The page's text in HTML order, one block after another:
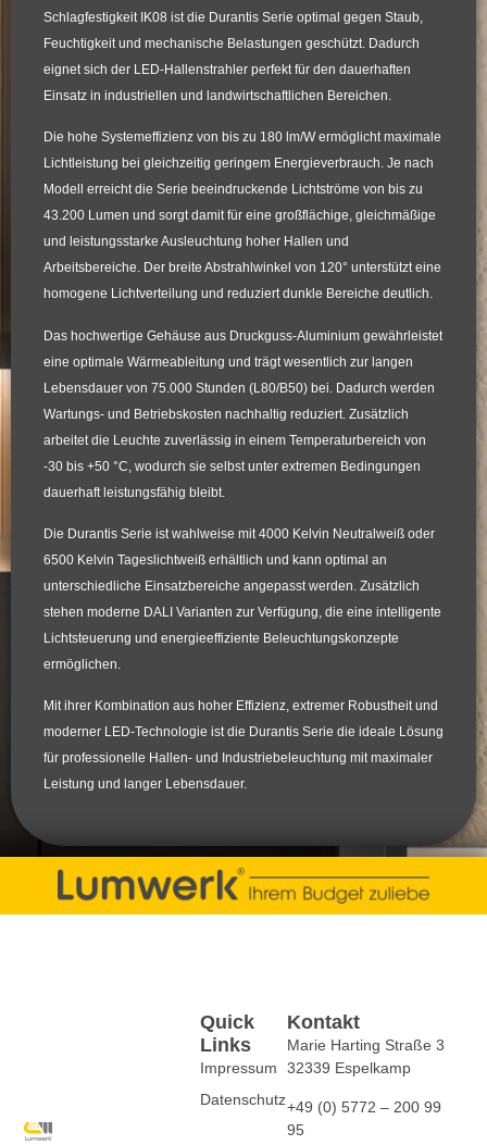
Schlagfestigkeit IK08 ist die Durantis Serie optimal gegen Staub,
Feuchtigkeit und mechanische Belastungen geschützt. Dadurch
eignet sich der LED-Hallenstrahler perfekt für den dauerhaften
Einsatz in industriellen und landwirtschaftlichen Bereichen.
Die hohe Systemeffizienz von bis zu 180 lm/Wermöglicht maximale
Lichtleistung bei gleichzeitig geringem Energieverbrauch. Je nach
Modell erreicht die Serie beeindruckende Lichtströme von bis zu
43.200 Lumen und sorgt damit für eine großflächige, gleichmäßige
und leistungsstarke Ausleuchtung hoher Hallen und
Arbeitsbereiche. Der breite Abstrahlwinkel von 120° unterstützt eine
homogene Lichtverteilung und reduziert dunkle Bereiche deutlich.
Das hochwertige Gehäuse aus Druckguss-Aluminium gewährleistet
eine optimale Wärmeableitung und trägt wesentlich zur langen
Lebensdauer von 75.000 Stunden (L80/B50) bei. Dadurch werden
Wartungs- und Betriebskosten nachhaltig reduziert. Zusätzlich
arbeitet die Leuchte zuverlässig in einem Temperaturbereich von
-30 bis +50 °C , wodurch sie selbst unter extremen Bedingungen
dauerhaft leistungsfähig bleibt.
Die Durantis Serie ist wahlweise mit4000 Kelvin Neutralweiß oder
6500 Kelvin Tageslichtweiß erhältlich und kann optimal an
unterschiedliche Einsatzbereiche angepasst werden. Zusätzlich
stehen moderne DALI Varianten zur Verfügung, die eine intelligente
Lichtsteuerung und energieeffiziente Beleuchtungskonzepte
ermöglichen.
Mit ihrer Kombination aus hoher Effizienz, extremer Robustheit und
moderner LED-Technologie ist die Durantis Serie die ideale Lösung
für professionelle Hallen- und Industriebeleuchtung mit maximaler
Leistung und langer Lebensdauer.
Quick
Links
Impressum
Datenschutz
Kontakt
Marie Harting Straße 3
32339 Espelkamp
+49 (0) 5772 – 200 99
95